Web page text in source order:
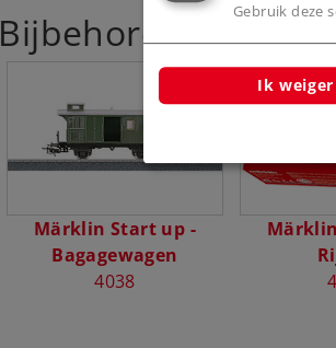
Bijbehorende
Märklin Start up -
Bagagewagen
4038
Gebruik deze
Ik weiger